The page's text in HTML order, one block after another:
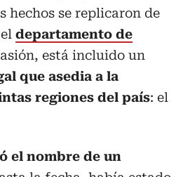
hechos se replicaron de
departamento de
está incluido un
que asedia a la
regiones del país: el
el nombre de un